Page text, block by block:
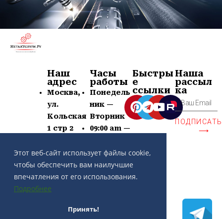
Этот веб-сайт использует файлы cookie,
чтобы обеспечить вам наилучшие
впечатления от его использования.
Подробнее
Принять!
Наш
адрес
Москва,
ул.
Кольская
1 стр 2
639-60-77
contact@
metaluslu
gi.ru
Часы
работы
Понедель
ник —
Вторник
09:00 am —
Суб —
Воскр —
Выходной
Быстры
е
ссылки
Наша
рассыл
ка
⟶